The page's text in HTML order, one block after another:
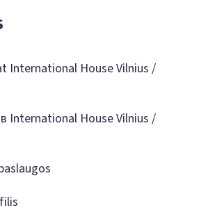
International House Vilnius /
International House Vilnius /